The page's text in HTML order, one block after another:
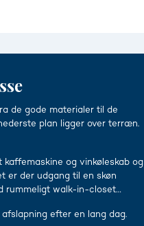
de gode materialer til de
plan ligger over terræn.
og vinkøleskab og
er der udgang til en skøn
rummeligt walk-in-closet
efter en lang dag.